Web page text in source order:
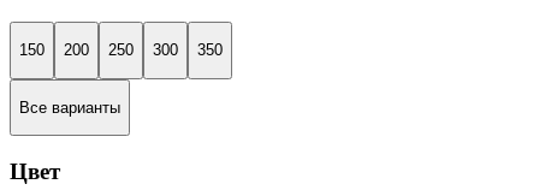
150 200 250 300 350
Все варианты
Цвет